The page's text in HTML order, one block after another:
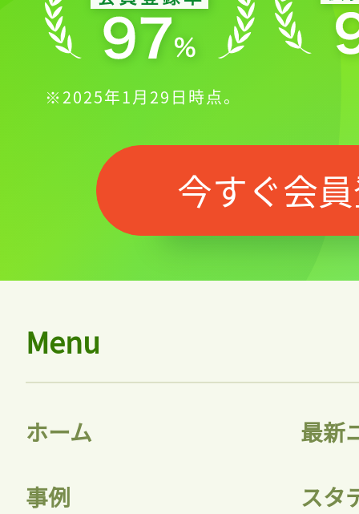
※2025年1月29日時点。
今すぐ会
Menu
ホーム 最新
事例 スタ